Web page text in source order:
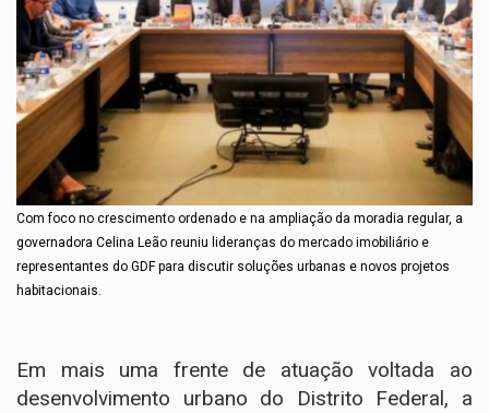
Com foco no crescimento ordenado e na ampliação da moradia regular, a
governadora Celina Leão reuniu lideranças do mercado imobiliário e
representantes do GDF para discutir soluções urbanas e novos projetos
habitacionais.
Em mais uma frente de atuação voltada ao
desenvolvimento urbano do Distrito Federal, a